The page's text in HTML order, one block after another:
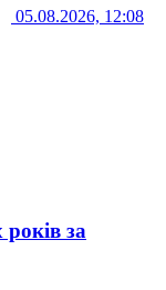
05.08.2026, 12:08
за